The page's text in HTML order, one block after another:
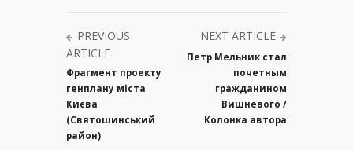
PREVIOUS
ARTICLE
Фрагмент проекту
генплану міста
Києва
(Святошинський
район)
NEXT ARTICLE
Петр Мельник стал
почетным
гражданином
Вишневого /
Колонка автора